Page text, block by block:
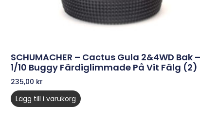
SCHUMACHER – Cactus Gula 2&4WD Bak –
1/10 Buggy Färdiglimmade På Vit Fälg (2)
235,00 kr
Lägg till i varukorg